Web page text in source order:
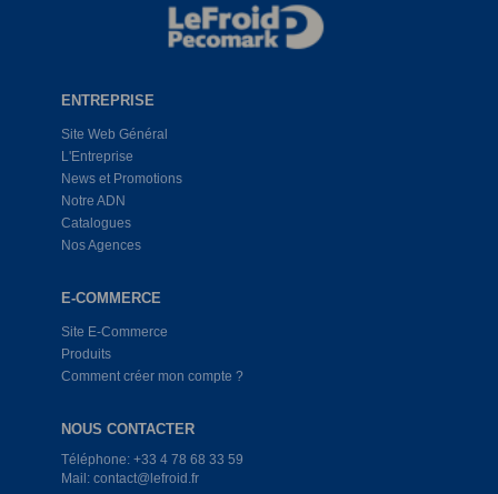
ENTREPRISE
Site Web Général
L'Entreprise
News et Promotions
Notre ADN
Catalogues
Nos Agences
E-COMMERCE
Site E-Commerce
Produits
Comment créer mon compte ?
NOUS CONTACTER
Téléphone: +33 4 78 68 33 59
Mail: contact@lefroid.fr